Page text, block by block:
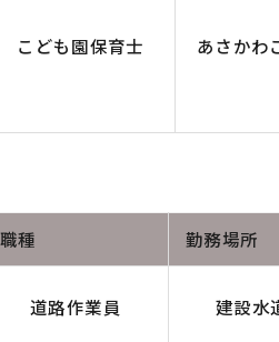
こども園保育士 あさかわ
職種 勤務場所
道路作業員 建設水